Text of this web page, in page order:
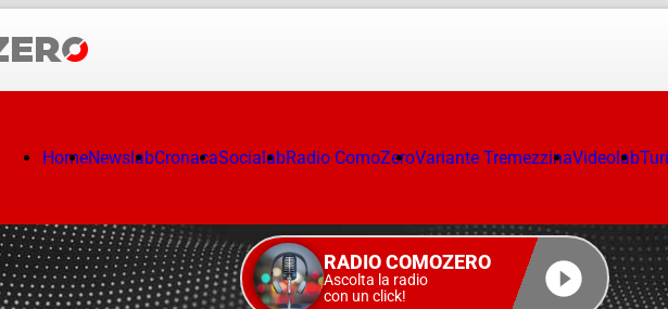
HomeNewslabCronacaSocialabRadio ComoZeroVariante TremezzinaVideolab
RADIO COMOZERO
Ascolta la radio
con un click!